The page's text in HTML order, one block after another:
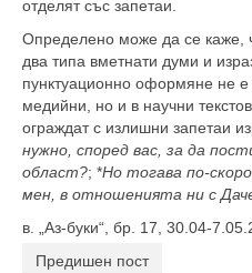
отделят със запетаи.
Определено може да се каже,
два типа вметнати думи и
пунктуационно оформяне не
медийни, но и в научни
ограждат с излишни запетаи
нужно, според вас, за да
област?; *Но тогава по-
мен, в отношенията ни с
в. „Аз-буки“, бр. 17, 30.04-
Предишен пост